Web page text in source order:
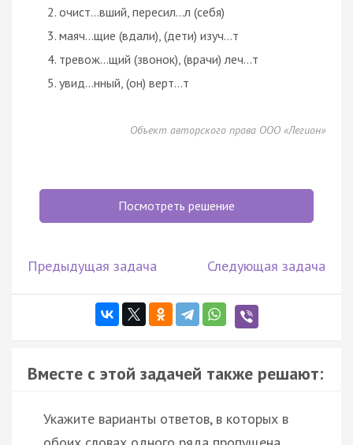
очист…вший, пересил…л (себя)
маяч…щие (вдали), (дети) изуч…т
тревож…щий (звонок), (врачи) леч…т
увид…нный, (он) верт…т
Объект авторского права ООО «Легион»
Посмотреть решение
Предыдущая задача Следующая задача
Вместе с этой задачей также решают:
Укажите варианты ответов, в которых в